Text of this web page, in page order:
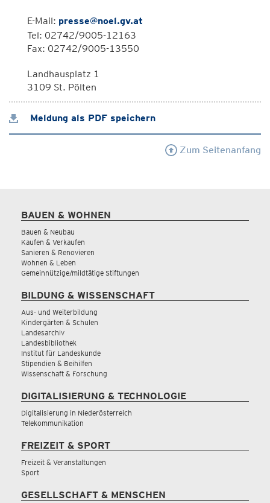
E-Mail: presse@noel.gv.at
Tel: 02742/9005-12163
Fax: 02742/9005-13550
Landhausplatz 1
3109 St. Pölten
Meldung als PDF speichern
Zum Seitenanfang
BAUEN & WOHNEN
Bauen & Neubau
Kaufen & Verkaufen
Sanieren & Renovieren
Wohnen & Leben
Gemeinnützige/mildtätige Stiftungen
BILDUNG & WISSENSCHAFT
Aus- und Weiterbildung
Kindergärten & Schulen
Landesarchiv
Landesbibliothek
Institut für Landeskunde
Stipendien & Beihilfen
Wissenschaft & Forschung
DIGITALISIERUNG & TECHNOLOGIE
Digitalisierung in Niederösterreich
Telekommunikation
FREIZEIT & SPORT
Freizeit & Veranstaltungen
Sport
GESELLSCHAFT & MENSCHEN